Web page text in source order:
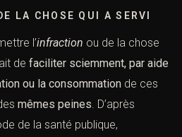
LA CHOSE QUI A SERVI
l’infraction ou de la chose
de faciliter sciemment, par aide
ou la consommation de ces
mêmes peines. D’après
de la santé publique,